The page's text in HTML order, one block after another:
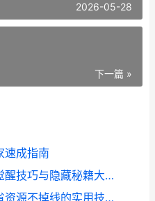
2026-05-28
下一篇 »
速成指南
逆水寒替身觉醒全攻略：觉醒技巧与隐藏秘籍大揭秘
逆水寒坐骑耐久全解析：省资源不掉线的实用技巧